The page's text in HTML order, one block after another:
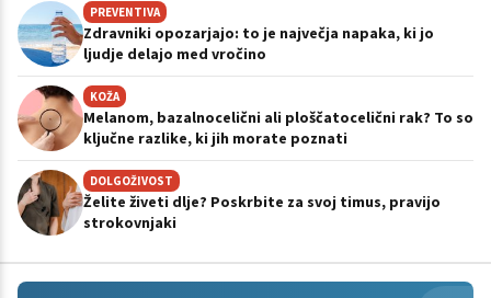
PREVENTIVA
Zdravniki opozarjajo: to je največja napaka, ki jo
ljudje delajo med vročino
KOŽA
Melanom, bazalnocelični ali ploščatocelični rak? To so
ključne razlike, ki jih morate poznati
DOLGOŽIVOST
Želite živeti dlje? Poskrbite za svoj timus, pravijo
strokovnjaki